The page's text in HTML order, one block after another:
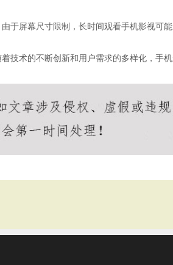
屏幕尺寸限制，长时间观看手机影视可能
技术的不断创新和用户需求的多样化，手